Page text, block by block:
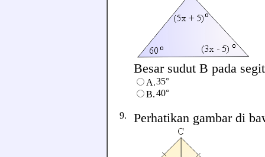
Besar sudut B pada
A.35°
B.40°
9. Perhatikan gambar di